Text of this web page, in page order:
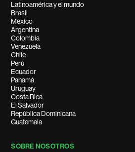
Latinoamérica y el mundo
Brasil
México
Argentina
Colombia
Venezuela
Chile
Perú
Ecuador
Panamá
Uruguay
Costa Rica
El Salvador
República Dominicana
Guatemala
SOBRE NOSOTROS